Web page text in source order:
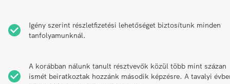
Igény szerint részletfizetési lehetőséget biztosítunk minden
tanfolyamunknál.
A korábban nálunk tanult résztvevők közül több mint százan
ismét beiratkoztak hozzánk második képzésre. A tavalyi